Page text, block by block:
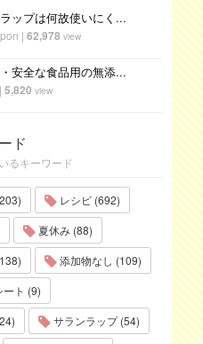
ップは何故使いにく...
| 62,978 view
安全な食品用の無添...
| 5,820 view
ド
るキーワード
レシピ (692)
夏休み (88)
添加物なし (109)
ト (9)
サランラップ (54)